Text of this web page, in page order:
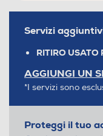
Servizi
RITIRO USATO
AGGIUNGI UN
*I servizi sono
Proteggi il tuo